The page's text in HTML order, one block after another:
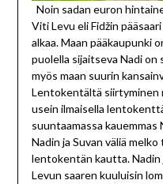
Noin sadan euron
Viti Levu eli Fidžin
alkaa. Maan pääkaupunki
puolella sijaitseva Nadi on
myös maan suurin
Lentokentältä siirtyminen
usein ilmaisella
suuntaamassa
Nadin ja Suvan väliä
lentokentän kautta. Nadin
Levun saaren kuuluisin